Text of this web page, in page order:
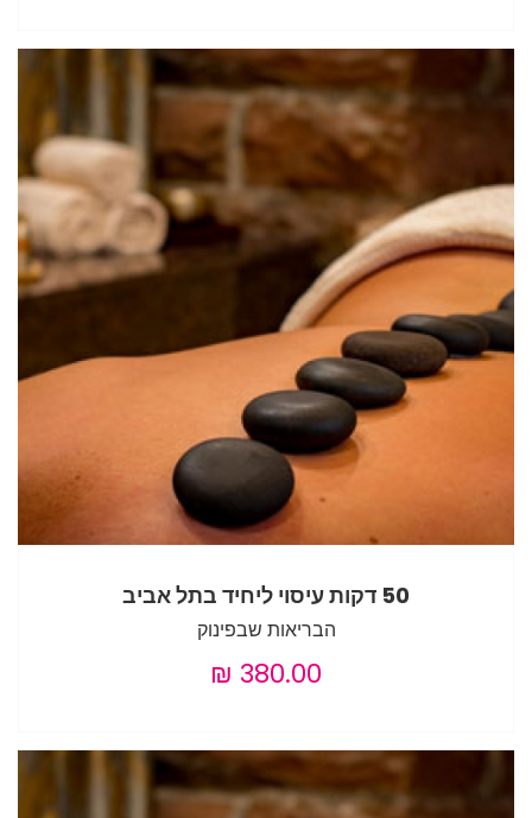
50 דקות עיסוי ליחיד בתל אביב
הבריאות שבפינוק